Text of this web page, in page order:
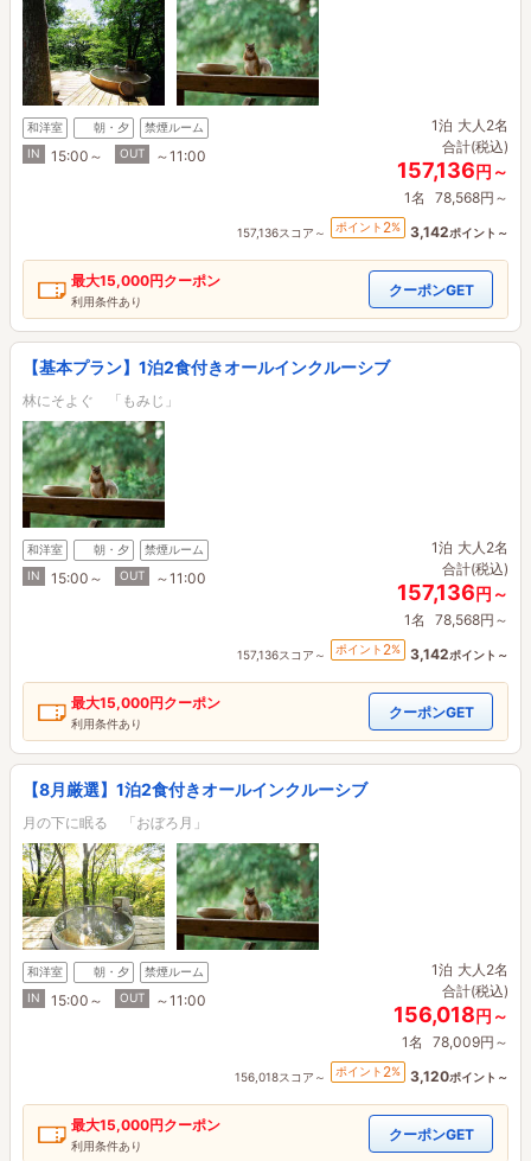
和洋室 朝・夕
禁煙ルーム
IN
15:00～ OUT ～11:00
1泊 大人2名
合計(税込)
157,136円～
1名 78,568円～
157,136スコア～ ポイント 2% 3,142ポイント～
最大15,000円クーポン
利用条件あり
クーポンGET
【基本プラン】1泊2食付きオールインクルーシブ
林にそよぐ 「もみじ」
和洋室 朝・夕
禁煙ルーム
IN
15:00～ OUT ～11:00
1泊 大人2名
合計(税込)
157,136円～
1名 78,568円～
157,136スコア～ ポイント 2% 3,142ポイント～
最大15,000円クーポン
利用条件あり
クーポンGET
【8月厳選】1泊2食付きオールインクルーシブ
月の下に眠る 「おぼろ月」
和洋室 朝・夕
禁煙ルーム
IN
15:00～ OUT ～11:00
1泊 大人2名
合計(税込)
156,018円～
1名 78,009円～
156,018スコア～ ポイント 2% 3,120ポイント～
最大15,000円クーポン
利用条件あり
クーポンGET